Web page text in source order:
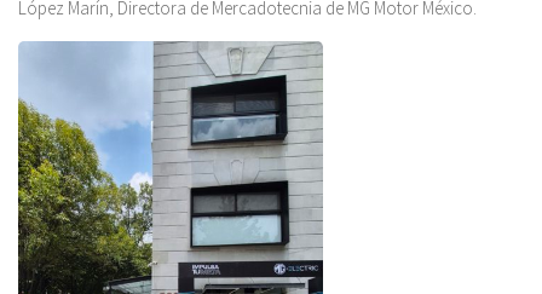
López Marín, Directora de Mercadotecnia de MG Motor México.